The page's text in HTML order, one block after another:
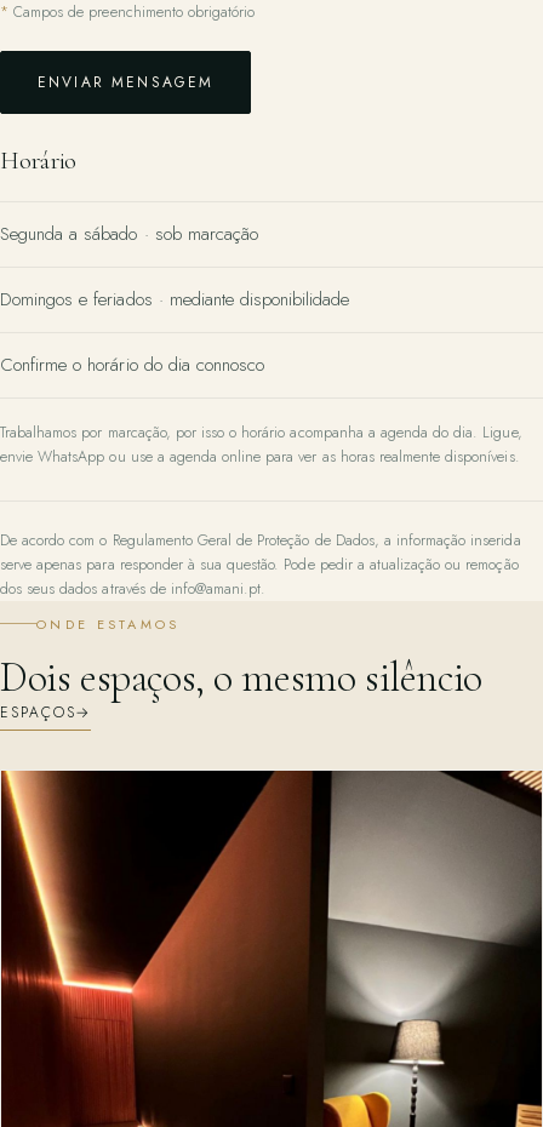
* Campos de preenchimento obrigatório
ENVIAR MENSAGEM
Horário
Segunda a sábado · sob marcação
Domingos e feriados · mediante disponibilidade
Confirme o horário do dia connosco
Trabalhamos por marcação, por isso o horário acompanha a agenda do dia. Ligue,
envie WhatsApp ou use a agenda online para ver as horas realmente disponíveis.
De acordo com o Regulamento Geral de Proteção de Dados, a informação inserida
serve apenas para responder à sua questão. Pode pedir a atualização ou remoção
dos seus dados através de info@amani.pt.
ONDE ESTAMOS
Dois espaços, o mesmo silêncio
ESPAÇOS→